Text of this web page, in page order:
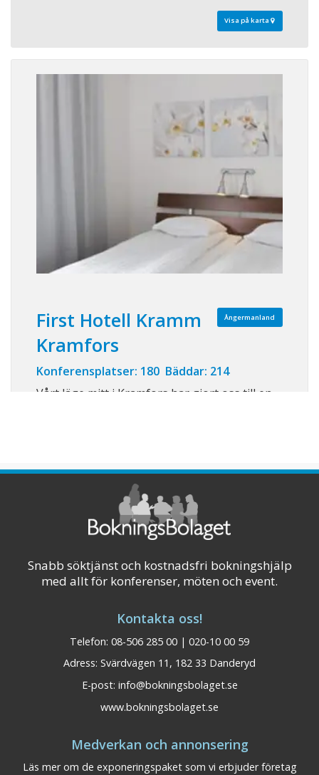
Visa på karta
Ångermanland
First Hotell Kramm
Kramfors
Konferensplatser: 180 Bäddar: 214
Vårt läge mitt i Kramfors har gjort oss till en
våra kaffestunder, konferensluncher,
middagar och hotellets lokaliteter. ...
Visa på karta
Snabb söktjänst och kostnadsfri bokningshjälp
med allt för konferenser, möten och event.
Kontakta oss!
Telefon: 08-506 285 00 | 020-10 00 59
Adress: Svärdvägen 11, 182 33 Danderyd
E-post: info@bokningsbolaget.se
www.bokningsbolaget.se
Medverkan och annonsering
Läs mer om de exponeringspaket som vi erbjuder företag